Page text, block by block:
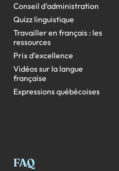
Conseil d’administration
Quizz linguistique
Travailler en français : les
ressources
Prix d’excellence
Vidéos sur la langue
française
Expressions québécoises
FAQ